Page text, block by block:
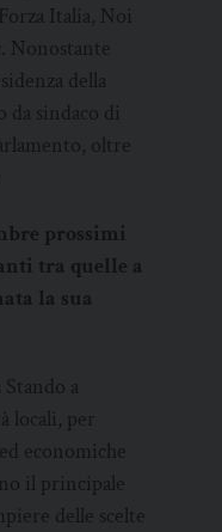
Italia, Noi
Nonostante
della
da sindaco di
oltre
prossimi
tra quelle a
la sua
a
locali, per
economiche
il principale
delle scelte